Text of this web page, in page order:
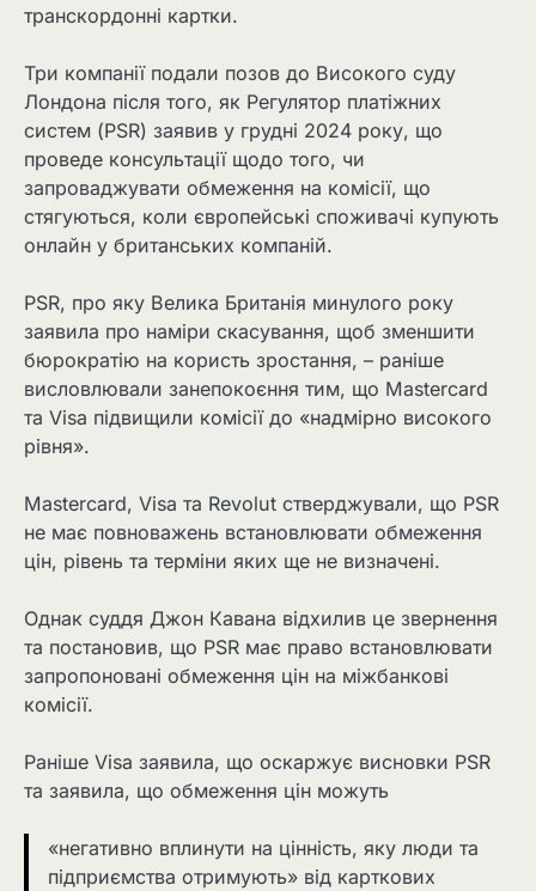
транскордонні картки.
Три компанії подали позов до Високого суду
Лондона після того, як Регулятор платіжних
систем (PSR) заявив у грудні 2024 року, що
проведе консультації щодо того, чи
запроваджувати обмеження на комісії, що
стягуються, коли європейські споживачі купують
онлайн у британських компаній.
PSR, про яку Велика Британія минулого року
заявила про наміри скасування, щоб зменшити
бюрократію на користь зростання, – раніше
висловлювали занепокоєння тим, що Mastercard
та Visa підвищили комісії до «надмірно високого
рівня».
Mastercard, Visa та Revolut стверджували, що PSR
не має повноважень встановлювати обмеження
цін, рівень та терміни яких ще не визначені.
Однак суддя Джон Кавана відхилив це звернення
та постановив, що PSR має право встановлювати
запропоновані обмеження цін на міжбанкові
комісії.
Раніше Visa заявила, що оскаржує висновки PSR
та заявила, що обмеження цін можуть
«негативно вплинути на цінність, яку люди та
підприємства отримують» від карткових